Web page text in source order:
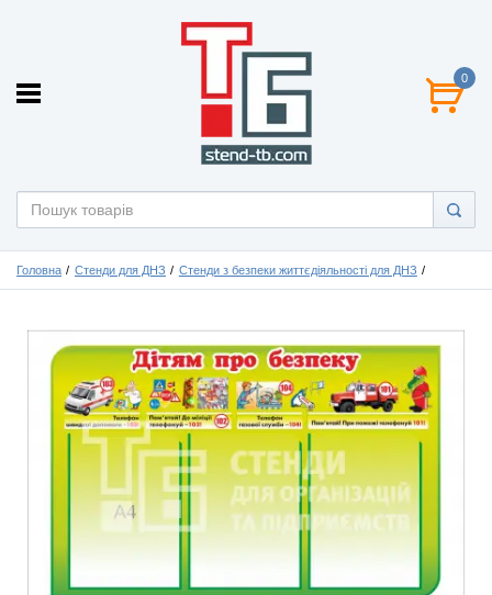
0
Головна Стенди для ДНЗ Стенди з безпеки життєдіяльності для ДНЗ